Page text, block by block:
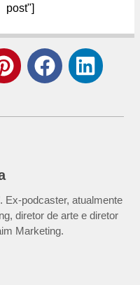
post"]
Ex-podcaster, atualmente
diretor de arte e diretor
Marketing.